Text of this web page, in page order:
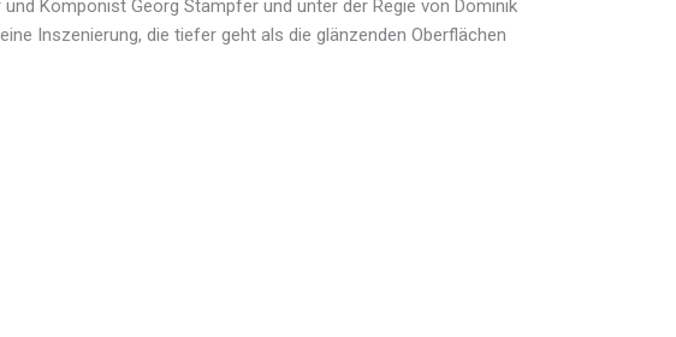
Komponist Georg Stampfer und unter der Regie von Dominik
Inszenierung, die tiefer geht als die glänzenden Oberflächen